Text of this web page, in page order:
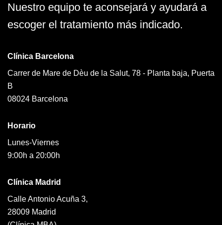
Nuestro equipo te aconsejará y ayudará a
escoger el tratamiento más indicado.
Clínica Barcelona
Carrer de Mare de Dèu de la Salut, 78 - Planta baja, Puerta
B
08024 Barcelona
Horario
Lunes-Viernes
9:00h a 20:00h
Clínica Madrid
Calle Antonio Acuña 3,
28009 Madrid